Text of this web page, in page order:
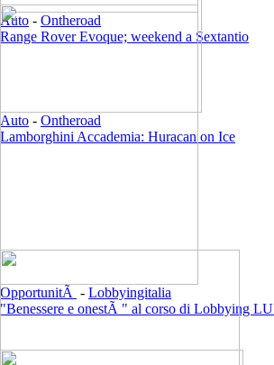
Auto - Ontheroad
Range Rover Evoque; weekend a Sextantio
Auto - Ontheroad
Lamborghini Accademia: Huracan on Ice
OpportunitÃ - Lobbyingitalia
"Benessere e onestÃ " al corso di Lobbying